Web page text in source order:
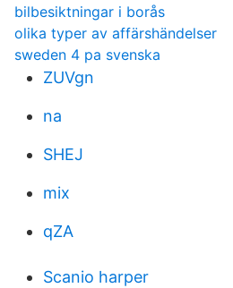
bilbesiktningar i borås
olika typer av affärshändelser
sweden 4 pa svenska
ZUVgn
na
SHEJ
mix
qZA
Scanio harper